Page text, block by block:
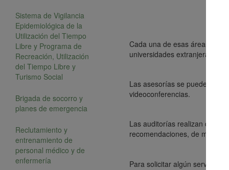
Sistema de Vigilancia
Epidemiológica de la
Utilización del Tiempo
Libre y Programa de
Recreación, Utilización
del Tiempo Libre y
Turismo Social
Brigada de socorro y
planes de emergencia
Reclutamiento y
entrenamiento de
personal médico y de
enfermería
Cada una de esas áreas es
universidades extranjeras.
Las asesorías se pueden
videoconferencias.
Las auditorías realizan
recomendaciones, de
Para solicitar algún servicio